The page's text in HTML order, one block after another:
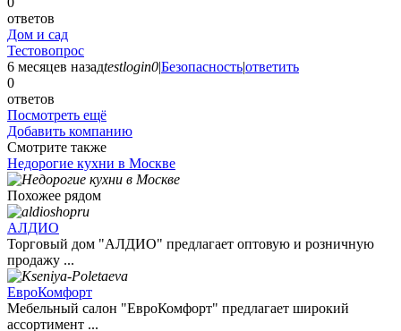
ответов
Дом и сад
Тестовопрос
6 месяцев назадtestlogin0|Безопасность|ответить
0
ответов
Посмотреть ещё
Добавить компанию
Смотрите также
Недорогие кухни в Москве
Похожее рядом
АЛДИО
Торговый дом "АЛДИО" предлагает оптовую и розничную
продажу ...
ЕвроКомфорт
Мебельный салон "ЕвроКомфорт" предлагает широкий
ассортимент ...